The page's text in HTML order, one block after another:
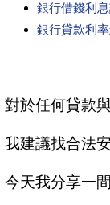
銀行借錢利
銀行貸款利
對於任何貸款
我建議找合法
今天我分享一